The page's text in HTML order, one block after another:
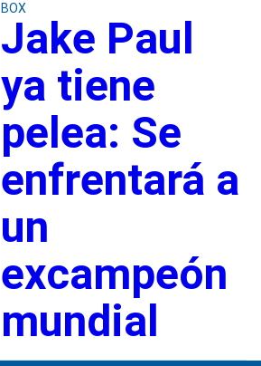
BOX
Jake Paul
ya tiene
pelea: Se
enfrentará a
un
excampeón
mundial